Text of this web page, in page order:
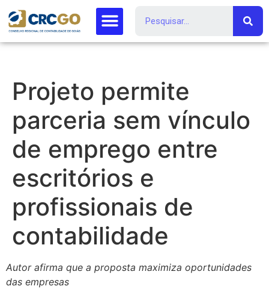
Projeto permite
parceria sem vínculo
de emprego entre
escritórios e
profissionais de
contabilidade
Autor afirma que a proposta maximiza oportunidades
das empresas